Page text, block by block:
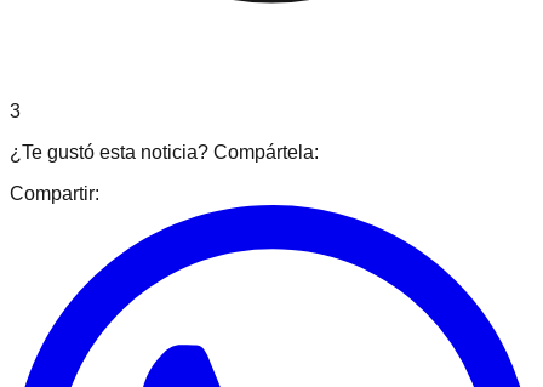
3
¿Te gustó esta noticia? Compártela:
Compartir: